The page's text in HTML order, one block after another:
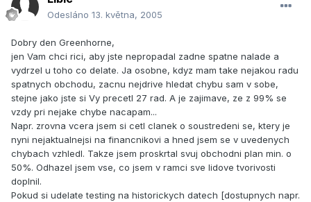
Odesláno 13. května, 2005
Dobry den Greenhorne,
jen Vam chci rici, aby jste nepropadal zadne spatne nalade a
vydrzel u toho co delate. Ja osobne, kdyz mam take nejakou radu
spatnych obchodu, zacnu nejdrive hledat chybu sam v sobe,
stejne jako jste si Vy precetl 27 rad. A je zajimave, ze z 99% se
vzdy pri nejake chybe nacapam...
Napr. zrovna vcera jsem si cetl clanek o soustredeni se, ktery je
nyni nejaktualnejsi na financnikovi a hned jsem se v uvedenych
chybach vzhledl. Takze jsem proskrtal svuj obchodni plan min. o
50%. Odhazel jsem vse, co jsem v ramci sve lidove tvorivosti
doplnil.
Pokud si udelate testing na historickych datech [dostupnych napr.